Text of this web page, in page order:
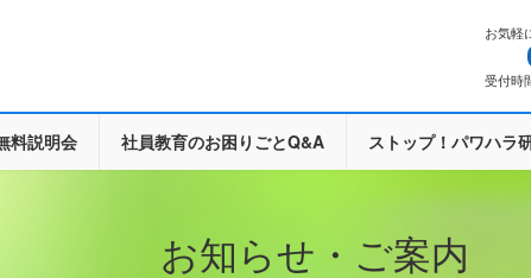
お気軽
受付時
料説明会 社員教育のお困りごとQ&A ストップ！パワハラ
お知らせ・ご案内